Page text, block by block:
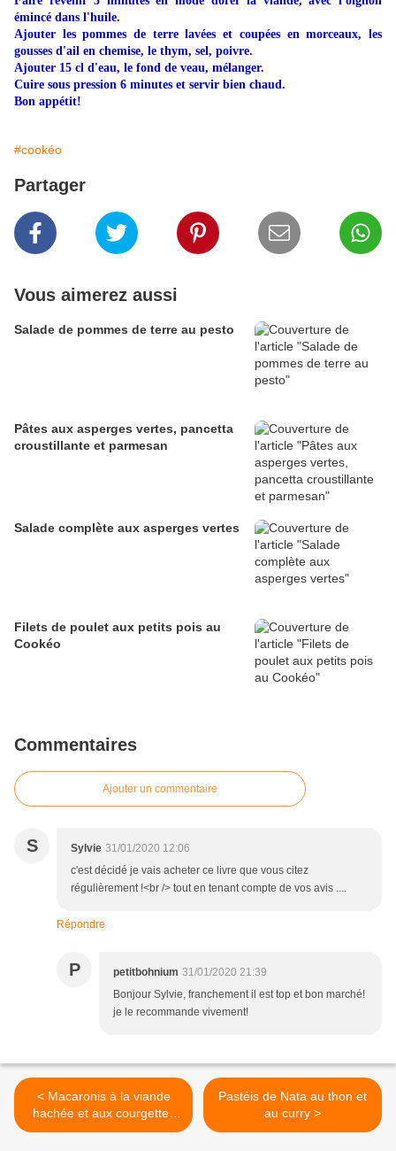
émincé dans l'huile.
Ajouter les pommes de terre lavées et coupées en morceaux, les
gousses d'ail en chemise, le thym, sel, poivre.
Ajouter 15 cl d'eau, le fond de veau, mélanger.
Cuire sous pression 6 minutes et servir bien chaud.
Bon appétit!
#cookéo
Partager
Vous aimerez aussi
Salade de pommes de terre au pesto
Pâtes aux asperges vertes, pancetta
croustillante et parmesan
Salade complète aux asperges vertes
Filets de poulet aux petits pois au
Cookéo
Commentaires
Ajouter un commentaire
S Sylvie 31/01/2020 12:06
c'est décidé je vais acheter ce livre que vous citez
régulièrement !<br /> tout en tenant compte de vos avis ....
Répondre
P petitbohnium 31/01/2020 21:39
Bonjour Sylvie, franchement il est top et bon marché!
je le recommande vivement!
< Macaronis à la viande
hachée et aux courgettes
au Cookéo
Pastéis de Nata au thon et
au curry >